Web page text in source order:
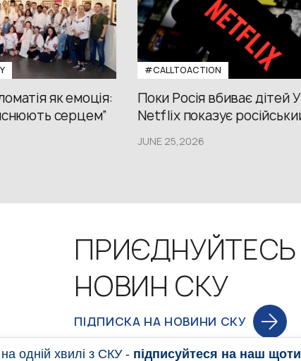
як емоція:
серцем”
#CALLTOACTION
Поки Росія вбиває дітей
Netflix показує
JUNE 25,2026
НОВИН СКУ
ПІДПИСКА НА НОВИНИ СКУ
одній хвилі з СКУ - підписуйтеся на наш